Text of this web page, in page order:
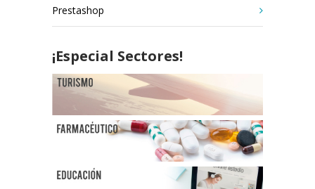
Prestashop
¡Especial Sectores!